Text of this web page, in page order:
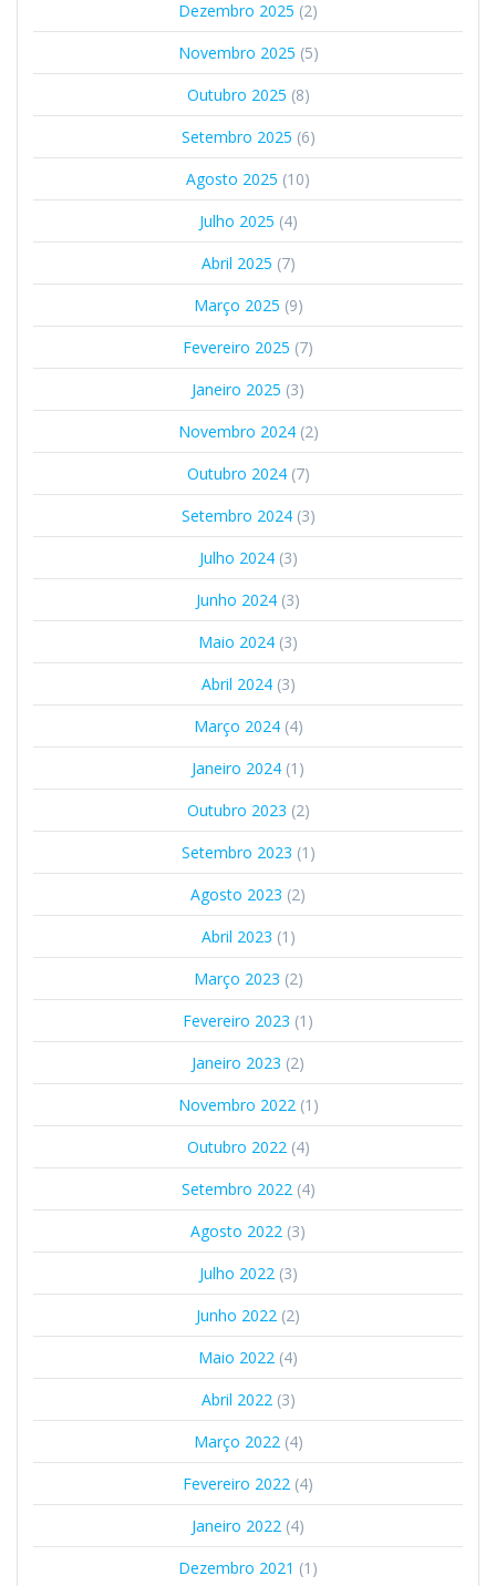
Dezembro 2025 (2)
Novembro 2025 (5)
Outubro 2025 (8)
Setembro 2025 (6)
Agosto 2025 (10)
Julho 2025 (4)
Abril 2025 (7)
Março 2025 (9)
Fevereiro 2025 (7)
Janeiro 2025 (3)
Novembro 2024(2)
Outubro 2024(7)
Setembro 2024(3)
Julho 2024(3)
Junho 2024 (3)
Maio 2024 (3)
Abril 2024(3)
Março 2024(4)
Janeiro 2024 (1)
Outubro 2023 (2)
Setembro 2023 (1)
Agosto 2023 (2)
Abril 2023 (1)
Março 2023 (2)
Fevereiro 2023 (1)
Janeiro 2023 (2)
Novembro 2022(1)
Outubro 2022(4)
Setembro 2022(4)
Agosto 2022 (3)
Julho 2022(3)
Junho 2022 (2)
Maio 2022 (4)
Abril 2022(3)
Março 2022(4)
Fevereiro 2022 (4)
Janeiro 2022 (4)
Dezembro 2021 (1)